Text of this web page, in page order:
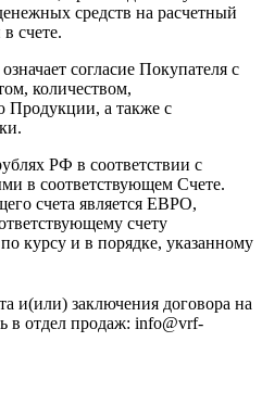
средств на расчетный
счете.
согласие Покупателя с
количеством,
Продукции, а также с
РФ в соответствии с
в соответствующем Счете.
счета является ЕВРО,
cчету
курсу и в порядке, указанному
и(или) заключения договора на
в отдел продаж: info@vrf-